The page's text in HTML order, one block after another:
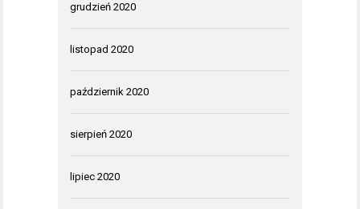
grudzień 2020
listopad 2020
październik 2020
sierpień 2020
lipiec 2020